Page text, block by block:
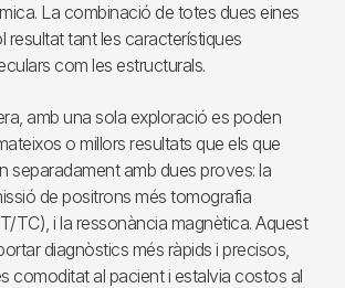
La combinació de totes dues eines
resultat tant les característiques
com les estructurals.
amb una sola exploració es poden
o millors resultats que els que
separadament amb dues proves: la
de positrons més tomografia
TC), i la ressonància magnètica. Aquest
diagnòstics més ràpids i precisos,
comoditat al pacient i estalvia costos al